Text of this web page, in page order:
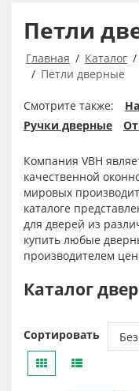
Петли
Главная Каталог
Петли дверные
Смотрите также:
Ручки дверные
Компания VBH
качественной
мировых
каталоге
для дверей из
купить любые
производителем
Каталог
Сортировать